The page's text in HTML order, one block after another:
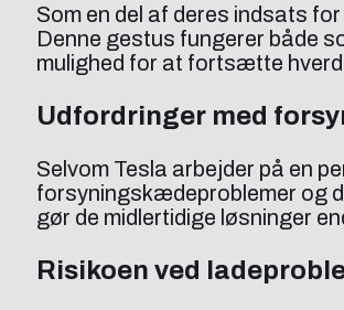
Som en del af deres indsats
Denne gestus fungerer både
mulighed for at fortsætte
Udfordringer med
Selvom Tesla arbejder på en
forsyningskædeproblemer og
gør de midlertidige løsninger
Risikoen ved